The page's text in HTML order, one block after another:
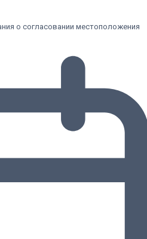
о согласовании местоположения